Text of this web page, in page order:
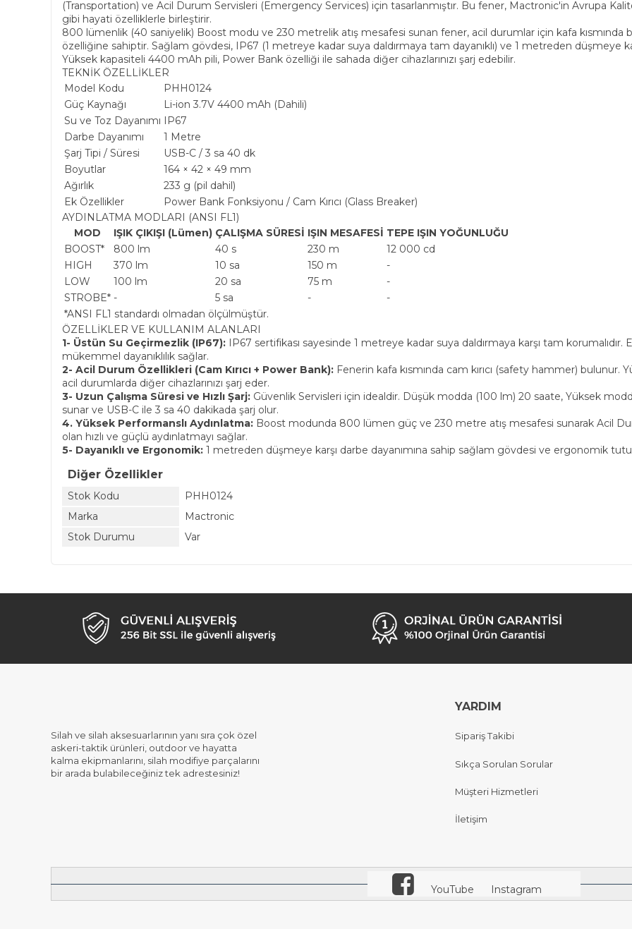
(Transportation) ve Acil Durum Servisleri (Emergency Services) için tasarlanmıştır. Bu fener, Mactronic'in Avrupa
gibi hayati özelliklerle birleştirir.
800 lümenlik (40 saniyelik) Boost modu ve 230 metrelik atış mesafesi sunan fener, acil durumlar için kafa kısmında
özelliğine sahiptir. Sağlam gövdesi, IP67 (1 metreye kadar suya daldırmaya tam dayanıklı) ve 1 metreden düşmeye
Yüksek kapasiteli 4400 mAh pili, Power Bank özelliği ile sahada diğer cihazlarınızı şarj edebilir.
TEKNİK ÖZELLİKLER
Model Kodu
PHH0124
Güç Kaynağı
Li-ion 3.7V 4400 mAh (Dahili)
Su ve Toz Dayanımı IP67
Darbe Dayanımı
1 Metre
Şarj Tipi / Süresi
USB-C / 3 sa 40 dk
Boyutlar
164 × 42 × 49 mm
Ağırlık
233 g (pil dahil)
Ek Özellikler
Power Bank Fonksiyonu / Cam Kırıcı (Glass Breaker)
AYDINLATMA MODLARI (ANSI FL1)
MOD
IŞIK ÇIKIŞI (Lümen) ÇALIŞMA SÜRESİ IŞIN MESAFESİ TEPE IŞIN YOĞUNLUĞU
BOOST*
800 lm 40 s 230 m
12 000 cd
HIGH
370 lm 10 sa 150 m
-
LOW
100 lm 20 sa 75 m
-
STROBE* - 5 sa -
-
*ANSI FL1 standardı olmadan ölçülmüştür.
ÖZELLİKLER VE KULLANIM ALANLARI
1- Üstün Su Geçirmezlik (IP67): IP67 sertifikası sayesinde 1 metreye kadar suya daldırmaya karşı tam
mükemmel dayanıklılık sağlar.
2- Acil Durum Özellikleri (Cam Kırıcı + Power Bank): Fenerin kafa kısmında cam kırıcı (safety hammer)
acil durumlarda diğer cihazlarınızı şarj eder.
3- Uzun Çalışma Süresi ve Hızlı Şarj: Güvenlik Servisleri için idealdir. Düşük modda (100 lm) 20 saate, Yüksek
sunar ve USB-C ile 3 sa 40 dakikada şarj olur.
4. Yüksek Performanslı Aydınlatma: Boost modunda 800 lümen güç ve 230 metre atış mesafesi sunarak Acil
olan hızlı ve güçlü aydınlatmayı sağlar.
5- Dayanıklı ve Ergonomik: 1 metreden düşmeye karşı darbe dayanımına sahip sağlam gövdesi ve ergonomik
Diğer Özellikler
Stok Kodu
PHH0124
Marka
Mactronic
Stok Durumu
Var
Silah ve silah aksesuarlarının yanı sıra çok özel
askeri-taktik ürünleri, outdoor ve hayatta
kalma ekipmanlarını, silah modifiye parçalarını
bir arada bulabileceğiniz tek adrestesiniz!
YARDIM
Sipariş Takibi
Sıkça Sorulan Sorular
Müşteri Hizmetleri
İletişim
YouTube Instagram